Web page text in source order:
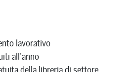
lavorativo
all’anno
della libreria di settore